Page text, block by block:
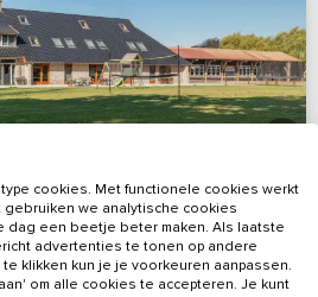
cookies. Met functionele cookies werkt
we analytische cookies
dag een beetje beter maken. Als laatste
advertenties te tonen op andere
klikken kun je je voorkeuren aanpassen.
om alle cookies te accepteren. Je kunt